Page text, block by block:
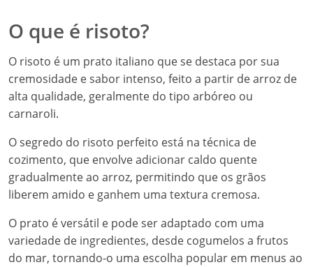
O que é risoto?
O risoto é um prato italiano que se destaca por sua
cremosidade e sabor intenso, feito a partir de arroz de
alta qualidade, geralmente do tipo arbóreo ou
carnaroli.
O segredo do risoto perfeito está na técnica de
cozimento, que envolve adicionar caldo quente
gradualmente ao arroz, permitindo que os grãos
liberem amido e ganhem uma textura cremosa.
O prato é versátil e pode ser adaptado com uma
variedade de ingredientes, desde cogumelos a frutos
do mar, tornando-o uma escolha popular em menus ao